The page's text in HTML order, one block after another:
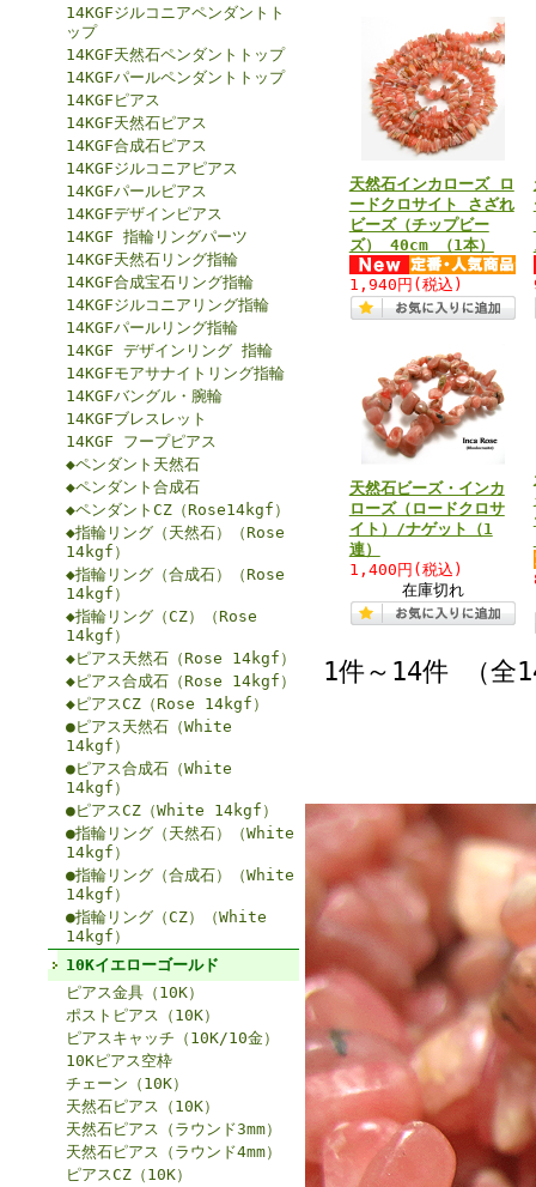
14KGFジルコニアペンダントト
ップ
14KGF天然石ペンダントトップ
14KGFパールペンダントトップ
14KGFピアス
14KGF天然石ピアス
14KGF合成石ピアス
14KGFジルコニアピアス
14KGFパールピアス
14KGFデザインピアス
14KGF 指輪リングパーツ
14KGF天然石リング指輪
14KGF合成宝石リング指輪
14KGFジルコニアリング指輪
14KGFパールリング指輪
14KGF デザインリング 指輪
14KGFモアサナイトリング指輪
14KGFバングル・腕輪
14KGFブレスレット
14KGF フープピアス
◆ペンダント天然石
◆ペンダント合成石
◆ペンダントCZ（Rose14kgf）
◆指輪リング（天然石）（Rose
14kgf）
◆指輪リング（合成石）（Rose
14kgf）
◆指輪リング（CZ）（Rose
14kgf）
◆ピアス天然石（Rose 14kgf）
◆ピアス合成石（Rose 14kgf）
◆ピアスCZ（Rose 14kgf）
●ピアス天然石（White
14kgf）
●ピアス合成石（White
14kgf）
●ピアスCZ（White 14kgf）
●指輪リング（天然石）（White
14kgf）
●指輪リング（合成石）（White
14kgf）
●指輪リング（CZ）（White
14kgf）
10Kイエローゴールド
ピアス金具（10K）
ポストピアス（10K）
ピアスキャッチ（10K/10金）
10Kピアス空枠
チェーン（10K）
天然石ピアス（10K）
天然石ピアス（ラウンド3mm）
天然石ピアス（ラウンド4mm）
ピアスCZ（10K）
天然石インカローズ ロ
ードクロサイト さざれ
ビーズ（チップビー
ズ） 40cm （1本）
1,940円 (税込)
天然石ビーズ・インカ
ローズ（ロードクロサ
イト）/ナゲット（1
連）
1,400円 (税込)
在庫切れ
1件～14件 （全